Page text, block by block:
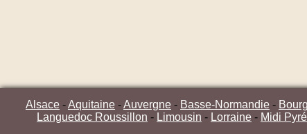
Alsace -Aquitaine -Auvergne - Basse-Normandie -
Languedoc Roussillon - Limousin - Lorraine - Midi